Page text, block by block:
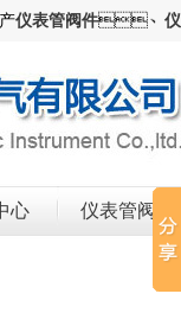
仪表管阀件、
心 仪表管阀件